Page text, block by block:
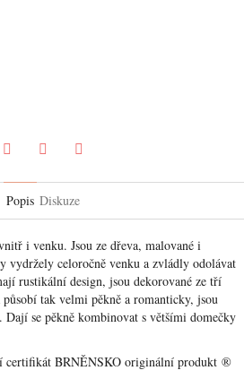
Popis Diskuze
i venku. Jsou ze dřeva, malované i
vydržely celoročně venku a zvládly odolávat
rustikální design, jsou dekorované ze tří
tak velmi pěkně a romanticky, jsou
se pěkně kombinovat s většími domečky
certifikát BRNĚNSKO originální produkt ®